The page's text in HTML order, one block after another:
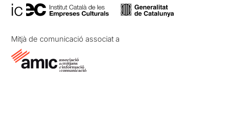
Mitjà de comunicació associat a